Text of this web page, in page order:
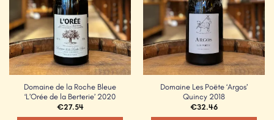
Domaine de la Roche Bleue
‘L’Orée de la Berterie’ 2020
€27.54
Domaine Les Poëte ‘Argos’
Quincy 2018
€32.46